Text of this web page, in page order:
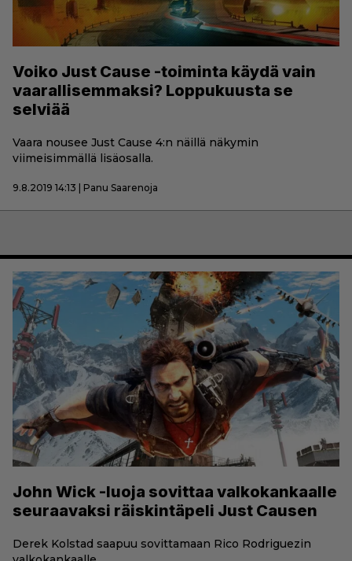
Voiko Just Cause -toiminta käydä vain
vaarallisemmaksi? Loppukuusta se
selviää
Vaara nousee Just Cause 4:n näillä näkymin
viimeisimmällä lisäosalla.
9.8.2019 14:13 | Panu Saarenoja
John Wick -luoja sovittaa valkokankaalle
seuraavaksi räiskintäpeli Just Causen
Derek Kolstad saapuu sovittamaan Rico Rodriguezin